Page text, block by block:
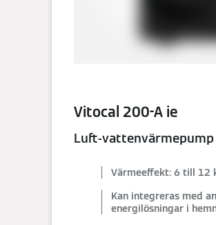
Vitocal 200-A ie
Luft-vattenvärmepump
Värmeeffekt: 6 till 12
Kan integreras med
energilösningar i